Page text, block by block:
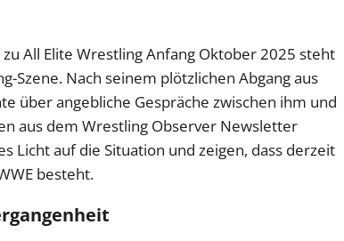
All Elite Wrestling Anfang Oktober 2025 steht
Szene. Nach seinem plötzlichen Abgang aus
über angebliche Gespräche zwischen ihm und
aus dem Wrestling Observer Newsletter
Licht auf die Situation und zeigen, dass derzeit
besteht.